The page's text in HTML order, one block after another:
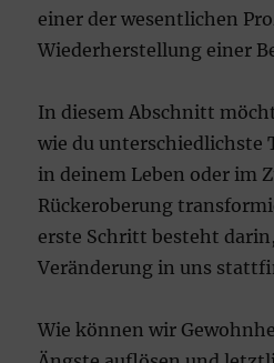
einer der wesentlichen
Wiederherstellung einer
In diesem Abschnitt
wie du unterschiedlichste
in deinem Leben oder im
Rückeroberung
erste Schritt besteht
Veränderung in uns
Wie können wir